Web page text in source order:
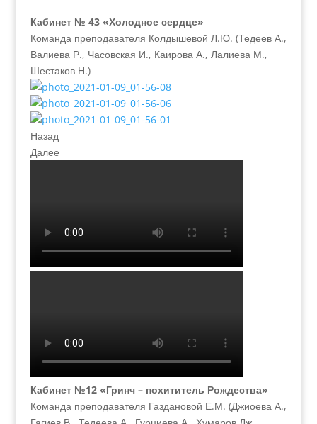
Кабинет № 43 «Холодное сердце»
Команда преподавателя Колдышевой Л.Ю. (Тедеев А.,
Валиева Р., Часовская И., Каирова А., Лалиева М.,
Шестаков Н.)
Назад
Далее
Кабинет №12 «Гринч – похититель Рождества»
Команда преподавателя Газдановой Е.М. (Джиоева А.,